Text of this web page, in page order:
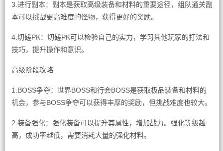
3.进行副本：副本是获取高级装备和材料的重要途径，组队通关副
本可以挑战更高难度的怪物，获得更好的奖励。
4.切磋PK：切磋PK可以检验自己的实力，学习其他玩家的打法和
技巧，提升操作和意识。
高级阶段攻略
1.BOSS争夺：世界BOSS和行会BOSS是获取极品装备和材料的
机会，参与BOSS争夺可以获得丰厚的奖励，但挑战难度也较大。
2.装备强化：强化装备可以提升其属性，增加战力。强化等级越
高，成功率越低，需要消耗大量的强化材料。